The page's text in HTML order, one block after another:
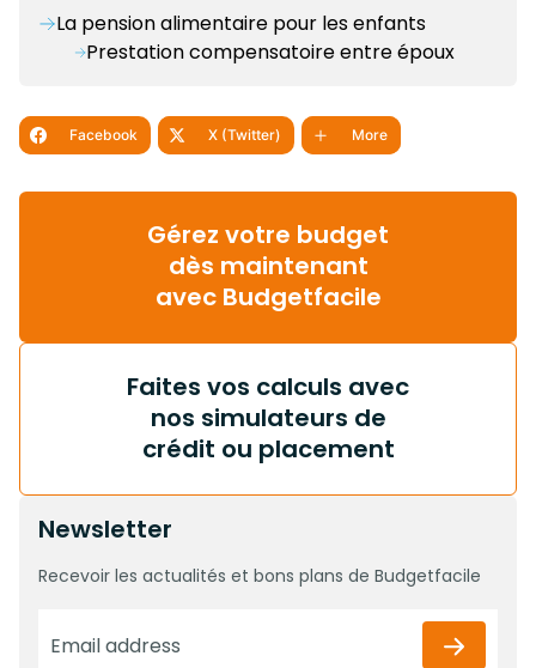
La pension alimentaire pour les enfants
Prestation compensatoire entre époux
Facebook X (Twitter) More
Gérez votre budget
dès maintenant
avec Budgetfacile
Faites vos calculs avec
nos simulateurs de
crédit ou placement
Newsletter
Recevoir les actualités et bons plans de Budgetfacile